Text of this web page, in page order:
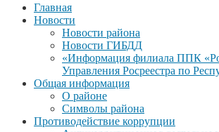
Главная
Новости
Новости района
Новости ГИБДД
«Информация филиала ППК
Управления Росреестра по
Общая информация
О районе
Символы района
Противодействие коррупции